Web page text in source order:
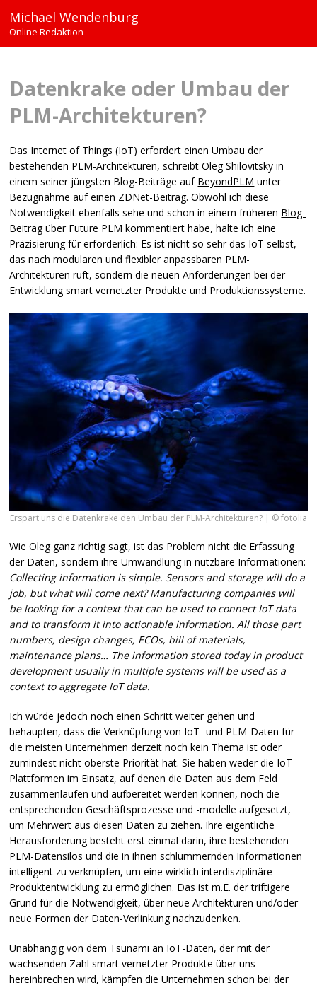
Michael Wendenburg
Online Redaktion
Datenkrake oder Umbau der
PLM-Architekturen?
Das Internet of Things (IoT) erfordert einen Umbau der
bestehenden PLM-Architekturen, schreibt Oleg Shilovitsky in
einem seiner jüngsten Blog-Beiträge auf BeyondPLM unter
Bezugnahme auf einen ZDNet-Beitrag. Obwohl ich diese
Notwendigkeit ebenfalls sehe und schon in einem früheren Blog-
Beitrag über Future PLM kommentiert habe, halte ich eine
Präzisierung für erforderlich: Es ist nicht so sehr das IoT selbst,
das nach modularen und flexibler anpassbaren PLM-
Architekturen ruft, sondern die neuen Anforderungen bei der
Entwicklung smart vernetzter Produkte und Produktionssysteme.
Erspart uns die Datenkrake den Umbau der PLM-Architekturen? | © fotolia
Wie Oleg ganz richtig sagt, ist das Problem nicht die Erfassung
der Daten, sondern ihre Umwandlung in nutzbare Informationen:
Collecting information is simple. Sensors and storage will do a
job, but what will come next? Manufacturing companies will
be looking for a context that can be used to connect IoT data
and to transform it into actionable information. All those part
numbers, design changes, ECOs, bill of materials,
maintenance plans… The information stored today in product
development usually in multiple systems will be used as a
context to aggregate IoT data.
Ich würde jedoch noch einen Schritt weiter gehen und
behaupten, dass die Verknüpfung von IoT- und PLM-Daten für
die meisten Unternehmen derzeit noch kein Thema ist oder
zumindest nicht oberste Priorität hat. Sie haben weder die IoT-
Plattformen im Einsatz, auf denen die Daten aus dem Feld
zusammenlaufen und aufbereitet werden können, noch die
entsprechenden Geschäftsprozesse und -modelle aufgesetzt,
um Mehrwert aus diesen Daten zu ziehen. Ihre eigentliche
Herausforderung besteht erst einmal darin, ihre bestehenden
PLM-Datensilos und die in ihnen schlummernden Informationen
intelligent zu verknüpfen, um eine wirklich interdisziplinäre
Produktentwicklung zu ermöglichen. Das ist m.E. der triftigere
Grund für die Notwendigkeit, über neue Architekturen und/oder
neue Formen der Daten-Verlinkung nachzudenken.
Unabhängig von dem Tsunami an IoT-Daten, der mit der
wachsenden Zahl smart vernetzter Produkte über uns
hereinbrechen wird, kämpfen die Unternehmen schon bei der